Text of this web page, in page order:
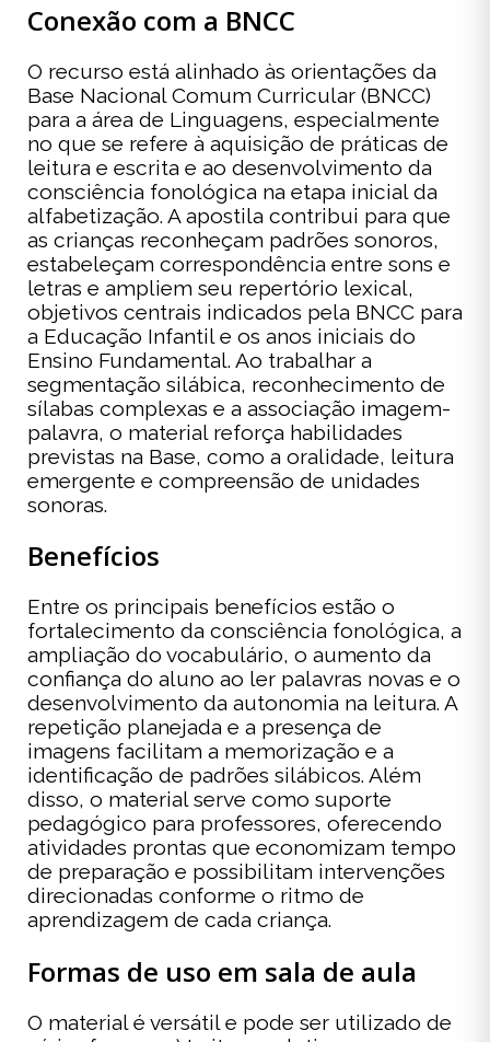
Conexão com a BNCC
O recurso está alinhado às orientações da
Base Nacional Comum Curricular (BNCC)
para a área de Linguagens, especialmente
no que se refere à aquisição de práticas de
leitura e escrita e ao desenvolvimento da
consciência fonológica na etapa inicial da
alfabetização. A apostila contribui para que
as crianças reconheçam padrões sonoros,
estabeleçam correspondência entre sons e
letras e ampliem seu repertório lexical,
objetivos centrais indicados pela BNCC para
a Educação Infantil e os anos iniciais do
Ensino Fundamental. Ao trabalhar a
segmentação silábica, reconhecimento de
sílabas complexas e a associação imagem-
palavra, o material reforça habilidades
previstas na Base, como a oralidade, leitura
emergente e compreensão de unidades
sonoras.
Benefícios
Entre os principais benefícios estão o
fortalecimento da consciência fonológica, a
ampliação do vocabulário, o aumento da
confiança do aluno ao ler palavras novas e o
desenvolvimento da autonomia na leitura. A
repetição planejada e a presença de
imagens facilitam a memorização e a
identificação de padrões silábicos. Além
disso, o material serve como suporte
pedagógico para professores, oferecendo
atividades prontas que economizam tempo
de preparação e possibilitam intervenções
direcionadas conforme o ritmo de
aprendizagem de cada criança.
Formas de uso em sala de aula
O material é versátil e pode ser utilizado de